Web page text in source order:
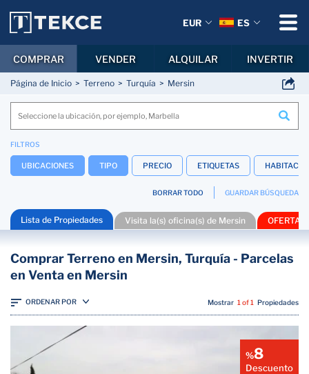
Página de Inicio Terreno Turquía Mersin
FILTROS
UBICACIONES TIPO PRECIO ETIQUETAS
BORRAR TODO GUARDAR BÚSQUEDA
Lista de Propiedades Visita la(s) oficina(s) de Mersin OFERTAS
Comprar Terreno en Mersin, Turquía - Parcelas
en Venta en Mersin
ORDENAR POR Mostrar 1 of 1 Propiedades
%8
Descuento
EUR ES
COMPRAR VENDER ALQUILAR INVERTIR